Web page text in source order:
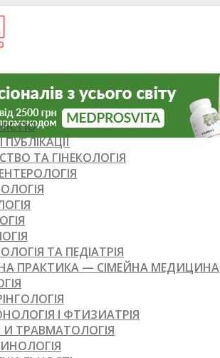
ТА ГІНЕКОЛОГІЯ
ТА ПЕДІАТРІЯ
ПРАКТИКА — СІМЕЙНА МЕДИЦИНА
І ФТИЗИАТРІЯ
И ТРАВМАТОЛОГІЯ